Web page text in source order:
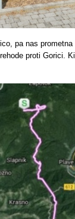
pa nas
proti Gorici.